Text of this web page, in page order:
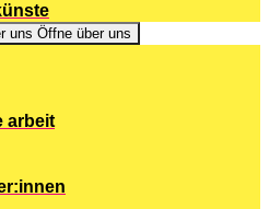
uns Öffne über uns
arbeit